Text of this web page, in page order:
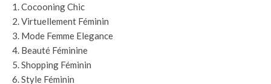
Cocooning Chic
Virtuellement Féminin
Mode Femme Elegance
Beauté Féminine
Shopping Féminin
Style Féminin